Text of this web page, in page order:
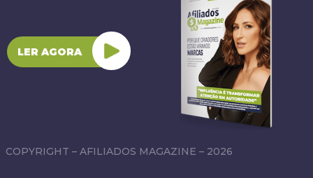
LER AGORA
COPYRIGHT – AFILIADOS MAGAZINE – 2026